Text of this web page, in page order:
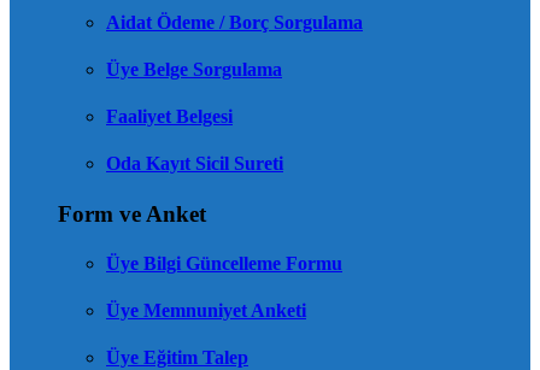
Aidat Ödeme / Borç Sorgulama
Üye Belge Sorgulama
Faaliyet Belgesi
Oda Kayıt Sicil Sureti
Form ve Anket
Üye Bilgi Güncelleme Formu
Üye Memnuniyet Anketi
Üye Eğitim Talep